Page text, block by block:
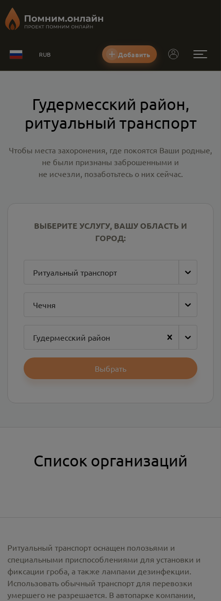
RUB Добавить
Гудермесский район,
ритуальный транспорт
Чтобы места захоронения, где покоятся Ваши родные,
не были признаны заброшенными и
не исчезли, позаботьтесь о них сейчас.
ВЫБЕРИТЕ УСЛУГУ, ВАШУ ОБЛАСТЬ И
ГОРОД:
Ритуальный транспорт
Чечня
Гудермесский район
Выбрать
Список организаций
Ритуальный транспорт оснащен полозьями и
специальными приспособлениями для установки и
фиксации гроба, а также лампами дезинфекции.
Использовать обычный транспорт для перевозки
умершего не разрешается. В автопарке компании,